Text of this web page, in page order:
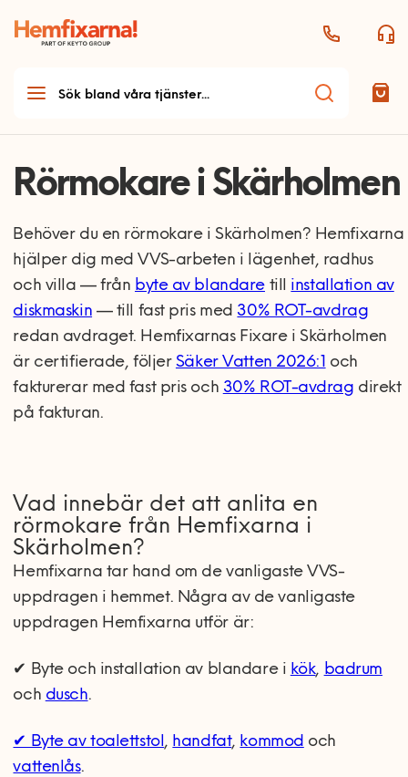
Rörmokare i Skärholmen
Behöver du en rörmokare i Skärholmen? Hemfixarna
hjälper dig med VVS-arbeten i lägenhet, radhus
och villa — från byte av blandaretill installation av
diskmaskin — till fast pris med 30% ROT-avdrag
redan avdraget. Hemfixarnas Fixare i Skärholmen
är certifierade, följer Säker Vatten 2026:1 och
fakturerar med fast pris och 30% ROT-avdrag direkt
på fakturan.
Vad innebär det att anlita en
rörmokare från Hemfixarna i
Skärholmen?
Hemfixarna tar hand om de vanligaste VVS-
uppdragen i hemmet. Några av de vanligaste
uppdragen Hemfixarna utför är:
✔ Byte och installation av blandare i kök, badrum
och dusch.
✔ Byte av toalettstol, handfat, kommod och
vattenlås.